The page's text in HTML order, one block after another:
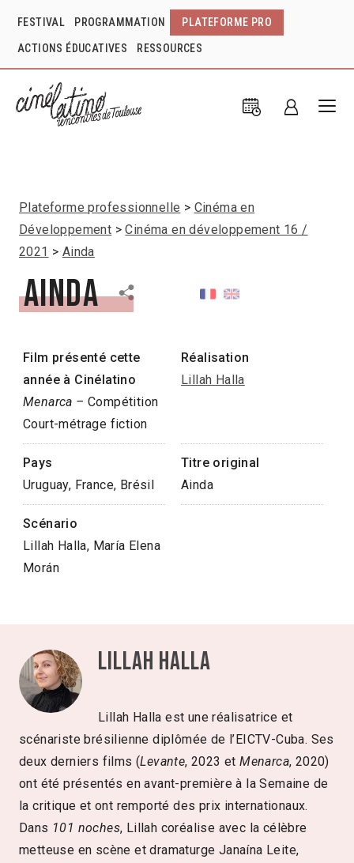
FESTIVAL PROGRAMMATION PLATEFORME PRO
ACTIONS ÉDUCATIVES RESSOURCES
Plateforme professionnelle
Cinéma en
Développement
Cinéma en développement 16 /
2021
Ainda
Ainda
Film présenté cette
année à Cinélatino
Menarca – Compétition
Court-métrage fiction
Réalisation
Lillah Halla
Pays
Uruguay, France, Brésil
Titre original
Ainda
Scénario
Lillah Halla, María Elena
Morán
Lillah Halla
Lillah Halla est une réalisatrice et
scénariste brésilienne diplômée de l’EICTV-Cuba. Ses
deux derniers films (Levante, 2023 etMenarca, 2020)
ont été présentés en avant-première à la Semaine de
la critique et ont remporté des prix internationaux.
Dans 101 noches, Lillah coréalise avec la célèbre
metteuse en scène et dramaturge Janaína Leite,